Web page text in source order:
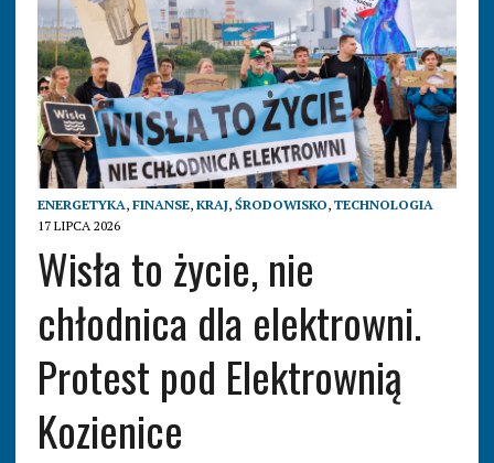
ENERGETYKA, FINANSE, KRAJ, ŚRODOWISKO, TECHNOLOGIA
17 LIPCA 2026
Wisła to życie, nie
chłodnica dla elektrowni.
Protest pod Elektrownią
Kozienice